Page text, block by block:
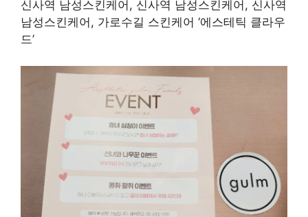
신사역 남성스킨케어, 신사역 남성스킨케어, 신사역
남성스킨케어, 가로수길 스킨케어 ‘에스테틱 클라우
드’